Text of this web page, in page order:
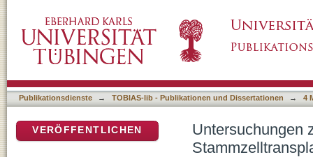
Kindern
Publikationsdienste → TOBIAS-lib - Publikationen und Dissertationen → 4
Untersuchungen
VERÖFFENTLICHEN